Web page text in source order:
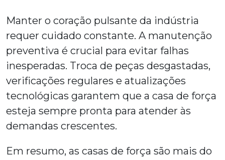
Manter o coração pulsante da indústria
requer cuidado constante. A manutenção
preventiva é crucial para evitar falhas
inesperadas. Troca de peças desgastadas,
verificações regulares e atualizações
tecnológicas garantem que a casa de força
esteja sempre pronta para atender às
demandas crescentes.
Em resumo, as casas de força são mais do